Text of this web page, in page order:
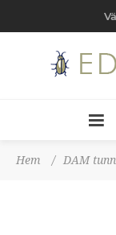
Hem / DAM